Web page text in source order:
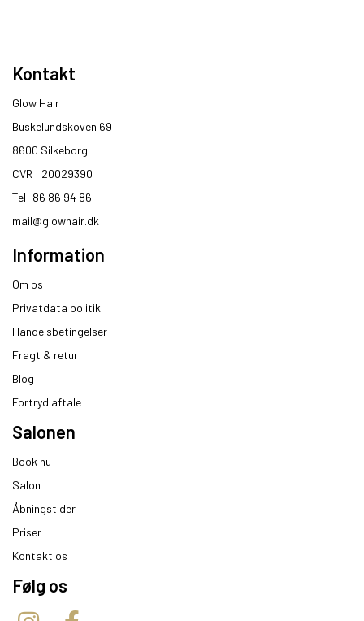
Kontakt
Glow Hair
Buskelundskoven 69
8600 Silkeborg​
CVR : 20029390​
Tel: 86 86 94 86
mail@glowhair.dk
Information
Om os
Privatdata politik
Handelsbetingelser
Fragt & retur
Blog
Fortryd aftale
Salonen
Book nu
Salon
Åbningstider
Priser
Kontakt os
Følg os